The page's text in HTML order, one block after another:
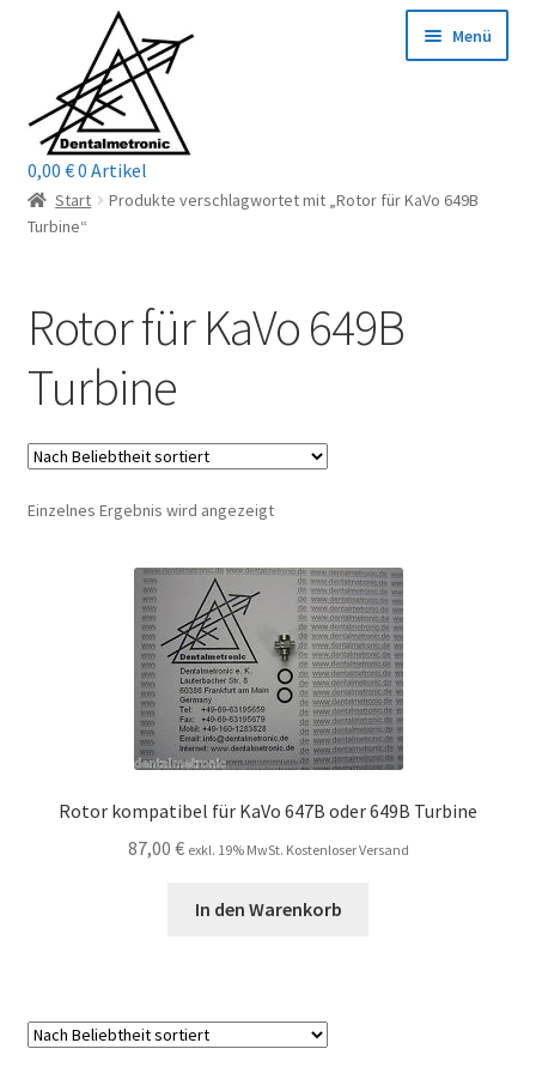
Navigation
springen
springen
Menü
Home
Mein Konto / Login
Kontakt
Reparaturservice
Wichtige Infos
Unsere Firma
Stellenangebote
0,00 €0 Artikel
Start
Produkte verschlagwortet mit „Rotor für KaVo 649B
Turbine“
Rotor für KaVo 649B
Turbine
Einzelnes Ergebnis wird angezeigt
Rotor kompatibel für KaVo 647B oder 649B Turbine
87,00 € exkl. 19% MwSt. Kostenloser Versand
In den Warenkorb